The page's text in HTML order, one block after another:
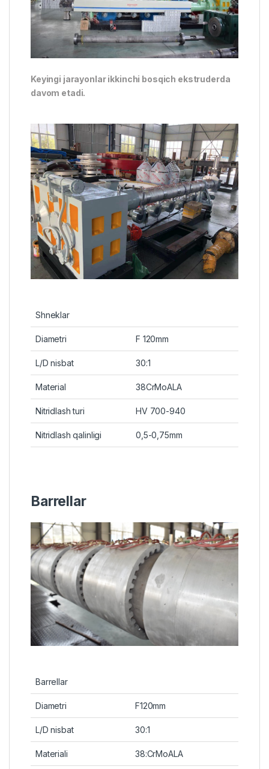
Keyingi jarayonlar ikkinchi bosqich ekstruderda
davom etadi.
Shneklar
Diametri F 120mm
L/D nisbat 30:1
Material 38CrMoALA
Nitridlash turi HV 700-940
Nitridlash qalinligi 0,5-0,75mm
Barrellar
Barrellar
Diametri F120mm
L/D nisbat 30:1
Materiali 38:CrMoALA